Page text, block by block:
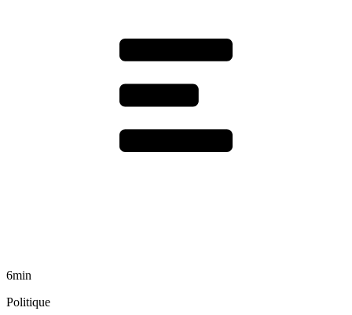
6min
Politique